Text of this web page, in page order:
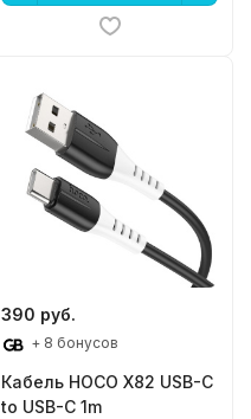
390 руб.
+ 8 бонусов
Кабель HOCO X82 USB-C
to USB-C 1m